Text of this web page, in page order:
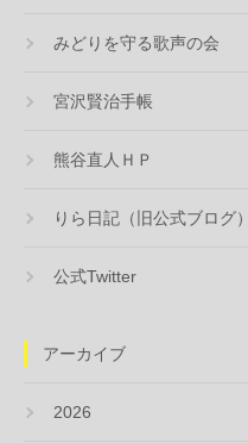
みどりを守る歌声の会
宮沢賢治手帳
熊谷直人ＨＰ
りら日記（旧公式ブログ）
公式Twitter
アーカイブ
2026